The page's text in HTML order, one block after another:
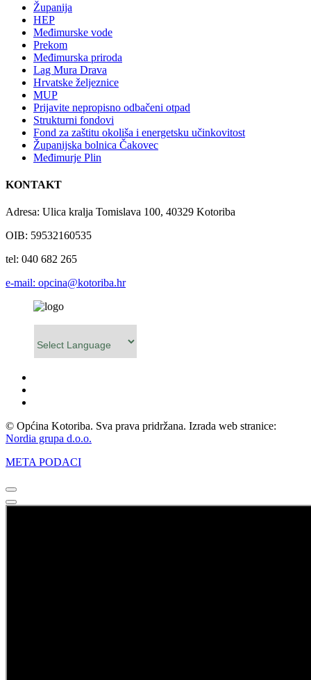
Županija
HEP
Međimurske vode
Prekom
Međimurska priroda
Lag Mura Drava
Hrvatske željeznice
MUP
Prijavite nepropisno odbačeni otpad
Strukturni fondovi
Fond za zaštitu okoliša i energetsku učinkovitost
Županijska bolnica Čakovec
Međimurje Plin
KONTAKT
Adresa: Ulica kralja Tomislava 100, 40329 Kotoriba
OIB: 59532160535
tel: 040 682 265
e-mail: opcina@kotoriba.hr
© Općina Kotoriba. Sva prava pridržana. Izrada web stranice:
Nordia grupa d.o.o.
META PODACI